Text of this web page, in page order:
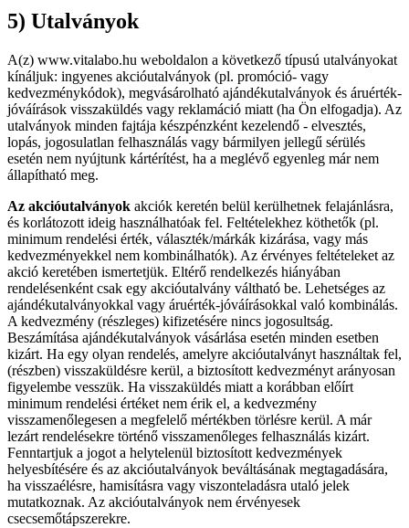
5) Utalványok
A(z) www.vitalabo.hu weboldalon a következő típusú utalványokat
kínáljuk: ingyenes akcióutalványok (pl. promóció- vagy
kedvezménykódok), megvásárolható ajándékutalványok és áruérték-
jóváírások visszaküldés vagy reklamáció miatt (ha Ön elfogadja). Az
utalványok minden fajtája készpénzként kezelendő - elvesztés,
lopás, jogosulatlan felhasználás vagy bármilyen jellegű sérülés
esetén nem nyújtunk kártérítést, ha a meglévő egyenleg már nem
állapítható meg.
Az akcióutalványok akciók keretén belül kerülhetnek felajánlásra,
és korlátozott ideig használhatóak fel. Feltételekhez köthetők (pl.
minimum rendelési érték, választék/márkák kizárása, vagy más
kedvezményekkel nem kombinálhatók). Az érvényes feltételeket az
akció keretében ismertetjük. Eltérő rendelkezés hiányában
rendelésenként csak egy akcióutalvány váltható be. Lehetséges az
ajándékutalványokkal vagy áruérték-jóváírásokkal való kombinálás.
A kedvezmény (részleges) kifizetésére nincs jogosultság.
Beszámítása ajándékutalványok vásárlása esetén minden esetben
kizárt. Ha egy olyan rendelés, amelyre akcióutalványt használtak fel,
(részben) visszaküldésre kerül, a biztosított kedvezményt arányosan
figyelembe vesszük. Ha visszaküldés miatt a korábban előírt
minimum rendelési értéket nem érik el, a kedvezmény
visszamenőlegesen a megfelelő mértékben törlésre kerül. A már
lezárt rendelésekre történő visszamenőleges felhasználás kizárt.
Fenntartjuk a jogot a helytelenül biztosított kedvezmények
helyesbítésére és az akcióutalványok beváltásának megtagadására,
ha visszaélésre, hamisításra vagy viszonteladásra utaló jelek
mutatkoznak. Az akcióutalványok nem érvényesek
csecsemőtápszerekre.